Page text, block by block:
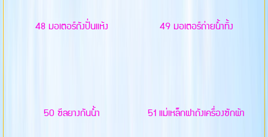
48 มอเตอร์ถังปั่นแห้ง 49 มอเตอร์ถ่ายน้ำทิ้ง
50 ซีลยางกันน้ำ 51 แม่เหล็กฝาถังเครื่องซักผ้า